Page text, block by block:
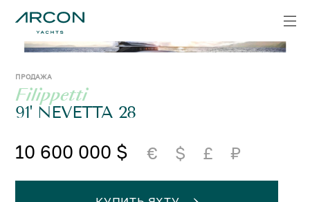
ПРОДАЖА
Filippetti
91' NEVETTA 28
10 600 000 $ € $ £ ₽